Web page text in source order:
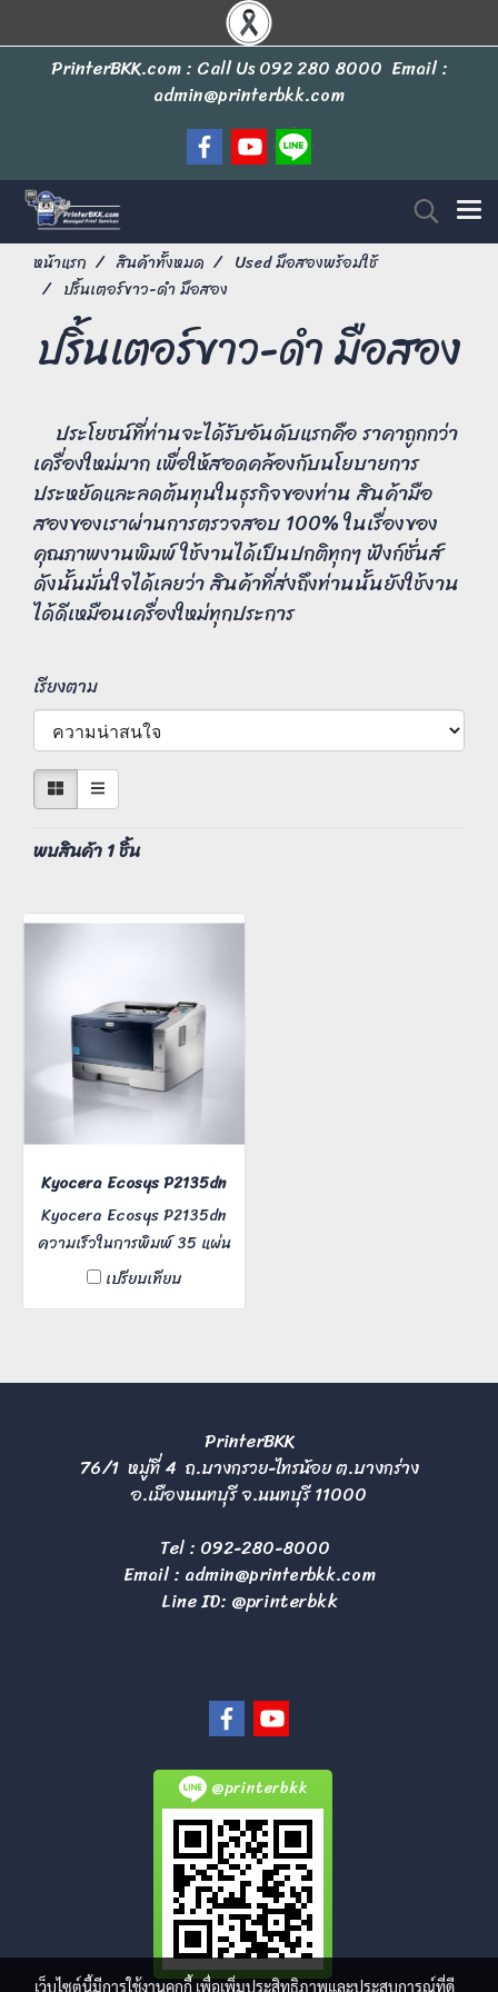
PrinterBKK.com : Call Us092 280 8000 Email :
admin@printerbkk.com
หน้าแรก สินค้าทั้งหมด
Used มือสองพร้อมใช้
ปริ้นเตอร์ขาว-ดำ มือสอง
ปริ้นเตอร์ขาว-ดำ มือสอง
ประโยชน์ที่ท่านจะได้รับอันดับแรกคือ ราคาถูกกว่า
เครื่องใหม่มาก เพื่อให้สอดคล้องกับนโยบายการ
ประหยัดและลดต้นทุนในธุรกิจของท่าน สินค้ามือ
สองของเราผ่านการตรวจสอบ 100% ในเรื่องของ
คุณภาพงานพิมพ์ ใช้งานได้เป็นปกติทุกๆ ฟังก์ชั่นส์
ดังนั้นมั่นใจได้เลยว่า สินค้าที่ส่งถึงท่านนั้นยังใช้งาน
ได้ดีเหมือนเครื่องใหม่ทุกประการ
เรียงตาม
พบสินค้า 1 ชิ้น
Kyocera Ecosys P2135dn
Kyocera Ecosys P2135dn
ความเร็วในการพิมพ์ 35 แผ่น
ต่อนาที (A4) สามารถรับงาน
XPS)
เปรียบเทียบ
PrinterBKK
76/1 หมู่ที่ 4 ถ.บางกรวย-ไทรน้อย ต.บางกร่าง
อ.เมืองนนทบุรี จ.นนทบุรี 11000
Tel : 092-280-8000
Email : admin@printerbkk.com
Line ID: @printerbkk
@printerbkk
เว็บไซต์นี้มีการใช้งานคุกกี้ เพื่อเพิ่มประสิทธิภาพและประสบการณ์ที่ดี